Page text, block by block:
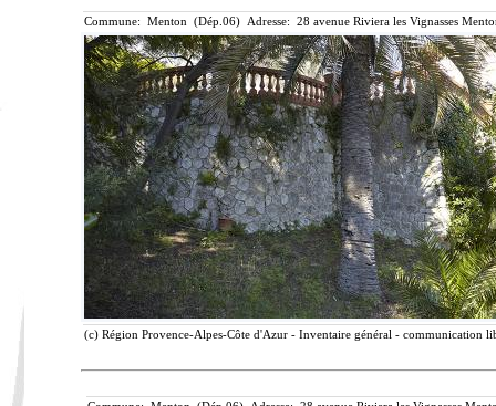
Commune: Menton (Dép.06) Adresse: 28 avenue Riviera les Vignasses
(c) Région Provence-Alpes-Côte d'Azur - Inventaire général - communication